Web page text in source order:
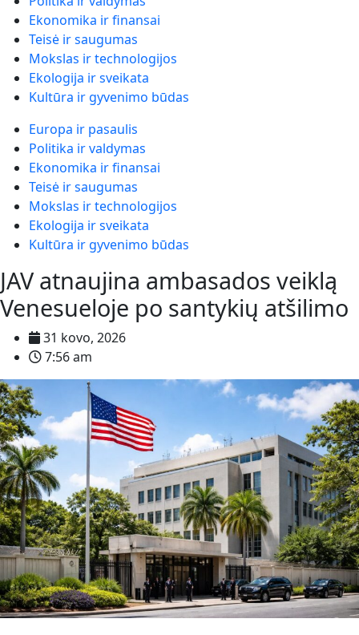
Ekonomika ir finansai
Teisė ir saugumas
Mokslas ir technologijos
Ekologija ir sveikata
Kultūra ir gyvenimo būdas
Europa ir pasaulis
Politika ir valdymas
Ekonomika ir finansai
Teisė ir saugumas
Mokslas ir technologijos
Ekologija ir sveikata
Kultūra ir gyvenimo būdas
JAV atnaujina ambasados veiklą
Venesueloje po santykių atšilimo
31 kovo, 2026
7:56 am